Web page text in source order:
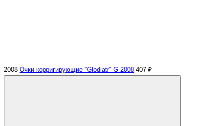
2008 Очки корригирующие "Glodiatr" G 2008 407 ₽